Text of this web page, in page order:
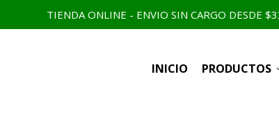
TIENDA ONLINE - ENVIO SIN CARGO DESDE
INICIO PRODUCTOS